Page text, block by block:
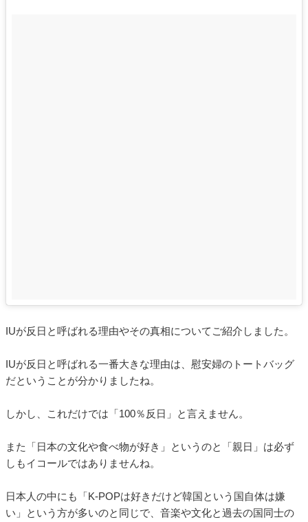
IUが反日と呼ばれる理由やその真相についてご紹介しました。
IUが反日と呼ばれる一番大きな理由は、慰安婦のトートバッグ
だということが分かりましたね。
しかし、これだけでは「100％反日」と言えません。
また「日本の文化や食べ物が好き」というのと「親日」は必ず
しもイコールではありませんね。
日本人の中にも「K-POPは好きだけど韓国という国自体は嫌
い」という方が多いのと同じで、音楽や文化と過去の国同士の